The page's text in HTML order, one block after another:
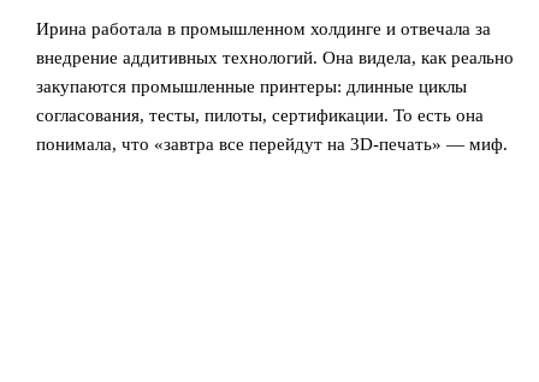
Ирина работала в промышленном холдинге и отвечала за
внедрение аддитивных технологий. Она видела, как реально
закупаются промышленные принтеры: длинные циклы
согласования, тесты, пилоты, сертификации. То есть она
понимала, что «завтра все перейдут на 3D-печать» — миф.